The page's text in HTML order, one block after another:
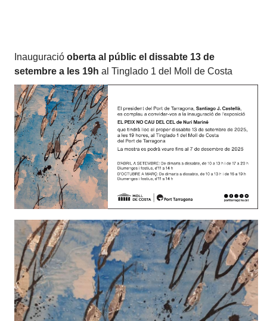
Inauguració oberta al públic el dissabte 13 de
setembre a les 19hal Tinglado 1 del Moll de Costa